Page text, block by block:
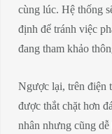
cùng lúc. Hệ thống
định để tránh việc
đang tham khảo
Ngược lại, trên điện
được thắt chặt hơn
nhân nhưng cũng